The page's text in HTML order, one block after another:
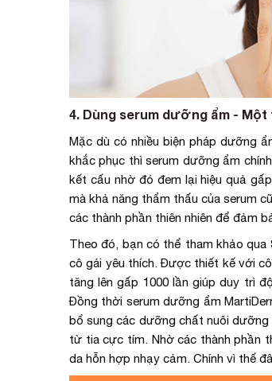
4. Dùng serum dưỡng ẩm -
Mặc dù có nhiều biện pháp dưỡng
khắc phục thì serum dưỡng ẩm
kết cấu nhờ đó đem lại hiệu quả
mà khả năng thẩm thấu của serum
các thành phần thiên nhiên để đảm
Theo đó, bạn có thể tham khảo
cô gái yêu thích. Được thiết kế với
tăng lên gấp 1000 lần giúp duy trì
Đồng thời serum dưỡng ẩm
bổ sung các dưỡng chất nuôi dưỡng
từ tia cực tím. Nhờ các thành phần
da hỗn hợp nhạy cảm. Chính vì thế